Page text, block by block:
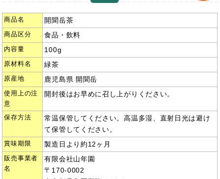
商品名 開聞岳茶
商品区分 食品・飲料
内容量 100g
原材料名 緑茶
原産地 鹿児島県 開聞岳
使用上の注
意
開封後はお早めに召し上がりください。
保存方法
常温保管してください。高温多湿、直射日光は避け
て保管してください。
賞味期限 製造日より約12ヶ月
販売事業者
名
有限会社山年園
〒170-0002